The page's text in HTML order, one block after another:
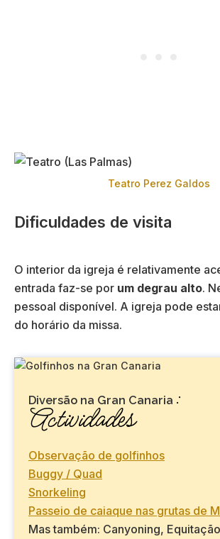
Teatro Perez Galdos
Dificuldades de visita
O interior da igreja é relativamente
entrada faz-se por um degrau alto.
pessoal disponível. A igreja pode
do horário da missa.
Diversão na Gran Canaria :
Actividades
Observação de golfinhos
Buggy / Quad
Snorkeling
Passeio de caiaque nas grutas de
Mas também: Canyoning,